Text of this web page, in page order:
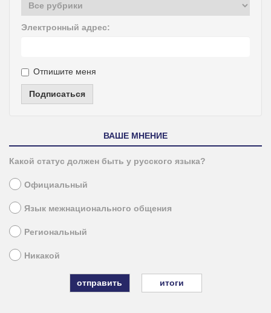
Электронный адрес:
Отпишите меня
Подписаться
ВАШЕ МНЕНИЕ
Какой статус должен быть у русского языка?
Официальный
Язык межнационального общения
Региональный
Никакой
итоги